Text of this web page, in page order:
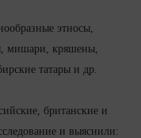
этносы,
мишари, кряшены,
татары и др.
британские и
и выяснили: